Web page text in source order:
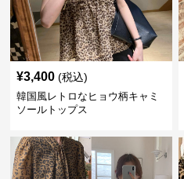
¥3,400 (税込)
韓国風レトロなヒョウ柄キャミ
ソールトップス